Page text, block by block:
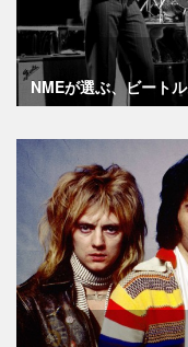
NMEが選ぶ、ビート